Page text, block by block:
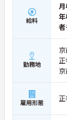
給料
勤務地
雇用形態